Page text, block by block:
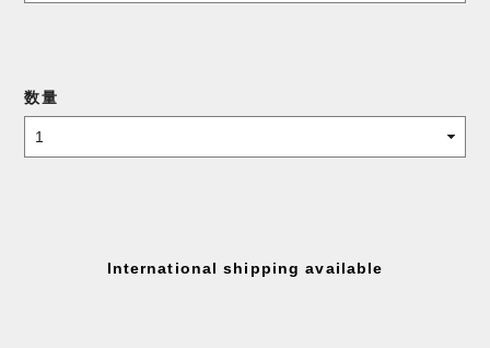
数量
International shipping available